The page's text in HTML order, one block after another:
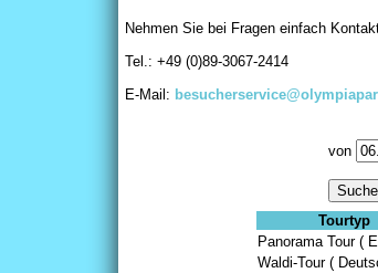
Nehmen Sie bei Fragen einfach
Tel.: +49 (0)89-3067-2414
E-Mail:
von
Tourtyp
Panorama Tour (
Waldi-Tour (